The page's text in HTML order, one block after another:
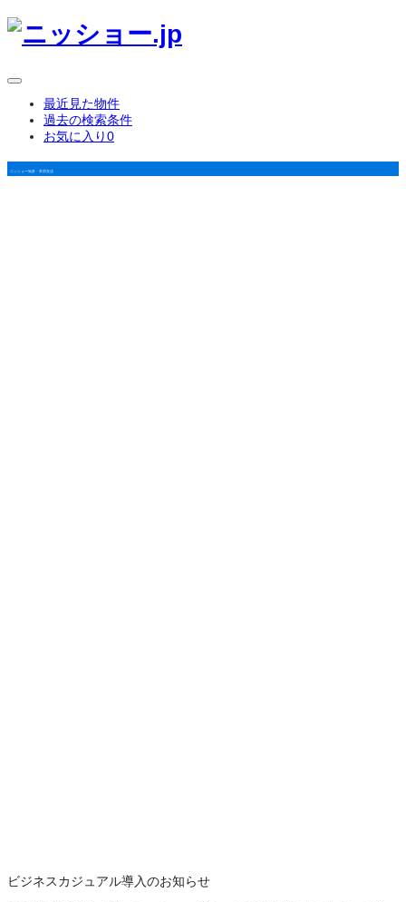
最近見た物件
過去の検索条件
お気に入り0
ニッショー知多・常滑支店
ビジネスカジュアル導入のお知らせ